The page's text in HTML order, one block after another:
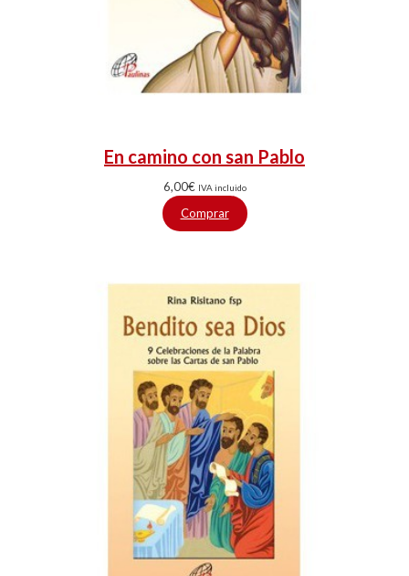
En camino con san Pablo
6,00€ IVA incluido
Comprar